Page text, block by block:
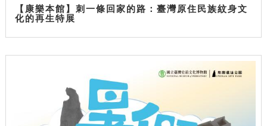
【康樂本館】刺一條回家的路：臺灣原住民族紋身文
化的再生特展